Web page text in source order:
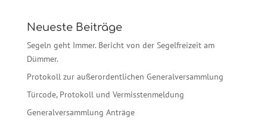
Neueste Beiträge
Segeln geht Immer. Bericht von der Segelfreizeit am
Dümmer.
Protokoll zur außerordentlichen Generalversammlung
Türcode, Protokoll und Vermisstenmeldung
Generalversammlung Anträge